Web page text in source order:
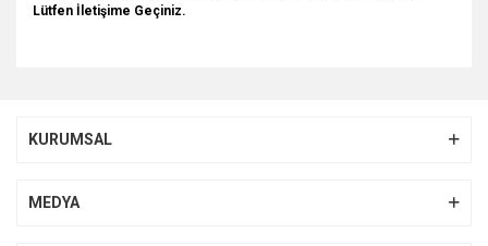
Lütfen İletişime Geçiniz.
Görüş ve önerileriniz için teşekkür ederiz.
Ürün resmi kalitesiz, bozuk veya görüntülenemiyor.
KURUMSAL
MEDYA